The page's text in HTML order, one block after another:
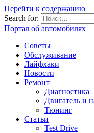
Перейти к содержанию
Search for:
Портал об автомобилях
Советы
Обслуживание
Лайфхаки
Новости
Ремонт
Диагностика
Двигатель и
Тюнинг
Статьи
Test Drive